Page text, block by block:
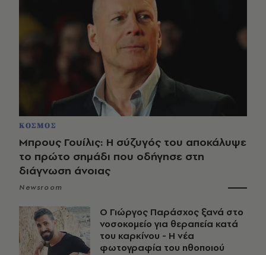
ΚΟΣΜΟΣ
Μπρους Γουίλις: Η σύζυγός του αποκάλυψε
το πρώτο σημάδι που οδήγησε στη
διάγνωση άνοιας
Newsroom
O Γιώργος Παράσχος ξανά στο
νοσοκομείο για θεραπεία κατά
του καρκίνου - Η νέα
φωτογραφία του ηθοποιού